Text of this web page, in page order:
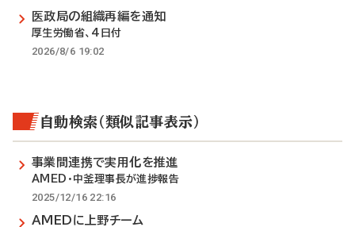
医政局の組織再編を通知
厚生労働省、4日付
2026/8/6 19:02
自動検索（類似記事表示）
事業間連携で実用化を推進
AMED・中釜理事長が進捗報告
2025/12/16 22:16
AMEDに上野チーム